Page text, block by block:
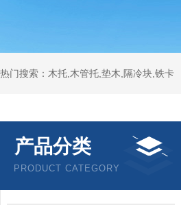
热门搜索：木托,木管托,垫木,隔冷块,铁卡
产品分类
PRODUCT CATEGORY